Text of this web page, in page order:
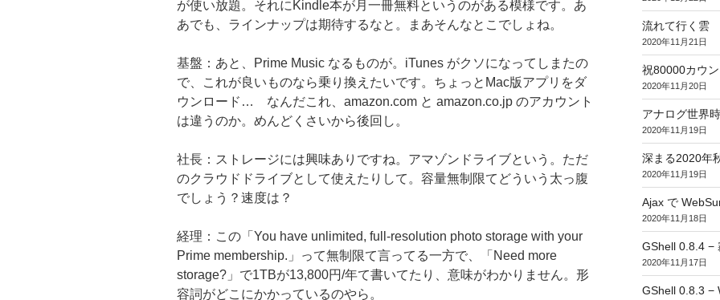
が使い放題。それにKindle本が月一冊無料というのがある模様です。あ
あでも、ラインナップは期待するなと。まあそんなとこでしょね。
基盤：あと、Prime Music なるものが。iTunes がクソになってしまたの
で、これが良いものなら乗り換えたいです。ちょっとMac版アプリをダ
ウンロード… なんだこれ、amazon.com と amazon.co.jp のアカウント
は違うのか。めんどくさいから後回し。
社長：ストレージには興味ありですね。アマゾンドライブという。ただ
のクラウドドライブとして使えたりして。容量無制限てどういう太っ腹
でしょう？速度は？
経理：この「You have unlimited, full-resolution photo storage with your
Prime membership.」って無制限て言ってる一方で、「Need more
storage?」で1TBが13,800円/年て書いてたり、意味がわかりません。形
容詞がどこにかかっているのやら。
流れて行く雲
2020年11月21日
祝80000カウ
2020年11月20日
アナログ世界
2020年11月19日
深まる2020年
2020年11月19日
Ajax で
2020年11月18日
GShell 0.8.4 −
2020年11月17日
GShell 0.8.3 −